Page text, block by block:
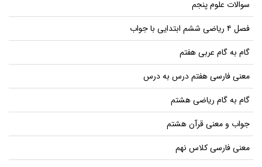
سوالات علوم پنجم
فصل ۴ ریاضی ششم ابتدایی با جواب
گام به گام عربی هفتم
معنی فارسی هفتم درس به درس
گام به گام ریاضی هشتم
جواب و معنی قرآن هشتم
معنی فارسی کلاس نهم